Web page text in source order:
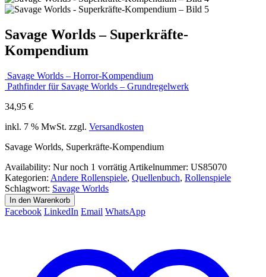
Savage Worlds – Superkräfte-
Kompendium
Savage Worlds – Horror-Kompendium
Pathfinder für Savage Worlds – Grundregelwerk
34,95 €
inkl. 7 % MwSt. zzgl. Versandkosten
Savage Worlds, Superkräfte-Kompendium
Availability: Nur noch 1 vorrätig Artikelnummer: US85070
Kategorien: Andere Rollenspiele, Quellenbuch, Rollenspiele
Schlagwort: Savage Worlds
In den Warenkorb
Facebook LinkedIn Email WhatsApp